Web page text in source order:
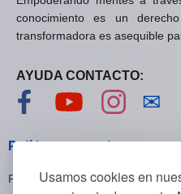
Usamos cookies en
conocimiento es un
transformadora es asequible
AYUDA CONTACTO:
Visítanos en Facebook
Visítanos en
✉
Políticas generales
Políticas de privacidad